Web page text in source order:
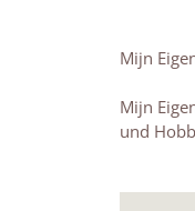
Mijn
Mijn
und